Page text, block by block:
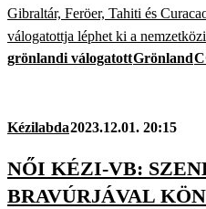
Gibraltár, Feröer, Tahiti és
válogatottja léphet ki a
grönlandi válogatottGrönland
Kézilabda2023.12.01. 20:15
NŐI KÉZI-VB:
BRAVÚRJÁVAL